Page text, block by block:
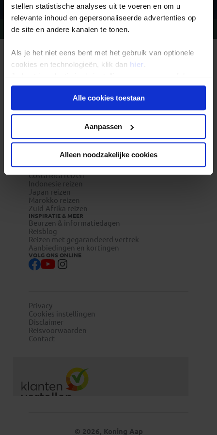
stellen statistische analyses uit te voeren en om u
relevante inhoud en gepersonaliseerde advertenties op
de site en andere kanalen te tonen.
Als je het niet eens bent met het gebruik van optionele
cookies en technologieën, klik dan hier .
Je kunt je selectie in de instellingen aanpassen of deze
onder aan de pagina op elk gewenst moment voor de
toekomst wijzigen.Alle cookies toestaan
Aanpassen
Alleen noodzakelijke cookies
Vragen?Bel 09-234 13 11
REIZEN MET KONING AAP
Waarom Koning Aap?
Duurzaam toerisme
Vacatures
Veelgestelde vragen
Reisverzekeringen
Pioniersreizen
Festivalreizen
Familiereizen 6+
Vietnam reizen
Costa Rica reizen
Indonesie reizen
Japan reizen
Marokko reizen
Zuid-Afrika reizen
INSPIRATIE & MEER
Beurzen & informatiedagen
Reisblog
Reizen met gegarandeerd vertrek
Aanbiedingen en kortingen
VOLG ONS ONLINE
Privacy
Cookies instellingen
Disclaimer
Reisvoorwaarden
Contact
© 2026, Koning Aap